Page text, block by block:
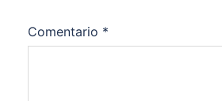
Comentario *